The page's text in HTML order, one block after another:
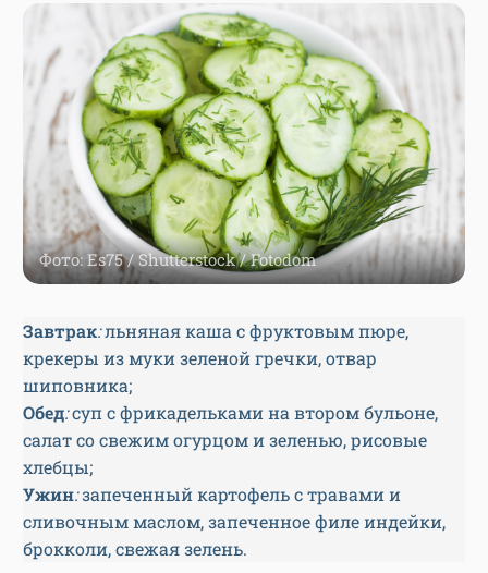
Фото: Es75 / Shutterstock / Fotodom
Завтрак:льняная каша с фруктовым пюре,
крекеры из муки зеленой гречки, отвар
шиповника;
Обед:суп с фрикадельками на втором бульоне,
салат со свежим огурцом и зеленью, рисовые
хлебцы;
Ужин:запеченный картофель с травами и
сливочным маслом, запеченное филе индейки,
брокколи, свежая зелень.